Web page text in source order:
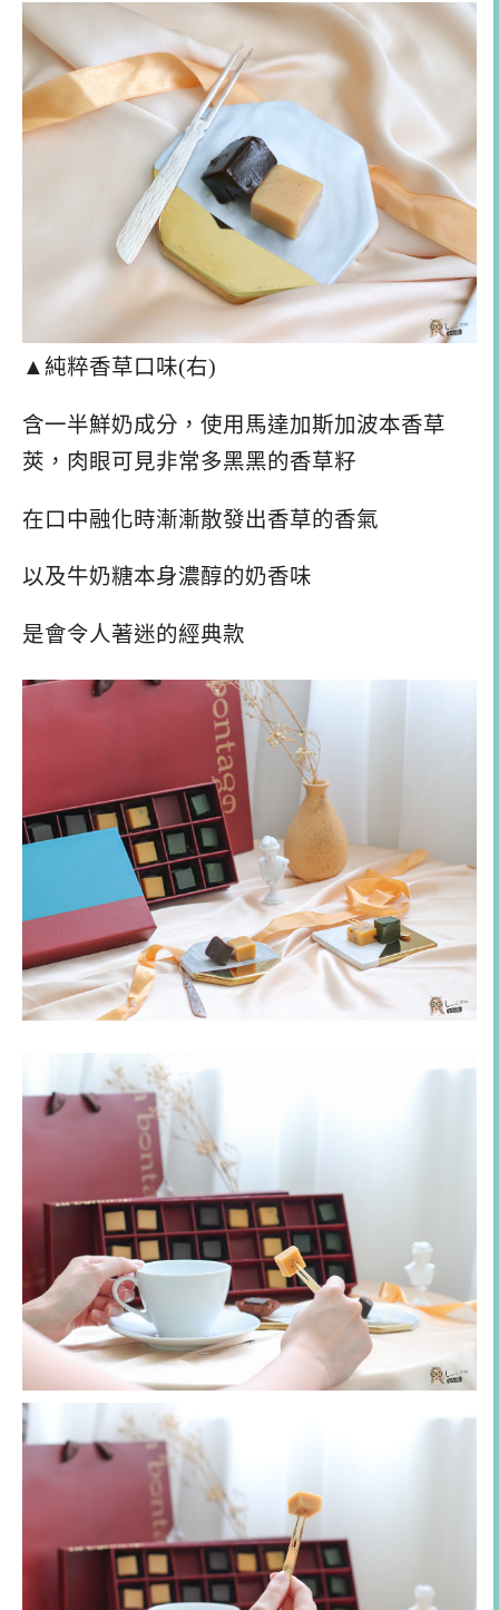
▲純粹香草口味(右)
含一半鮮奶成分，使用馬達加斯加波本香草
莢，肉眼可見非常多黑黑的香草籽
在口中融化時漸漸散發出香草的香氣
以及牛奶糖本身濃醇的奶香味
是會令人著迷的經典款